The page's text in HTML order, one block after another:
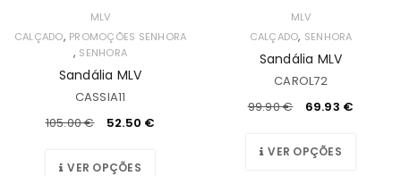
MLV
CALÇADO, PROMOÇÕES SENHORA
, SENHORA
Sandália MLV
CASSIA11
105.00€ 52.50 €
VER OPÇÕES
MLV
CALÇADO, SENHORA
Sandália MLV
CAROL72
99.90€ 69.93 €
VER OPÇÕES